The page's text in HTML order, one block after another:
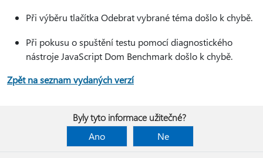
Při výběru tlačítka Odebrat vybrané téma došlo k chybě.
Při pokusu o spuštění testu pomocí diagnostického
nástroje JavaScript Dom Benchmark došlo k chybě.
Zpět na seznam vydaných verzí
Byly tyto informace užitečné?
Ano
Ne